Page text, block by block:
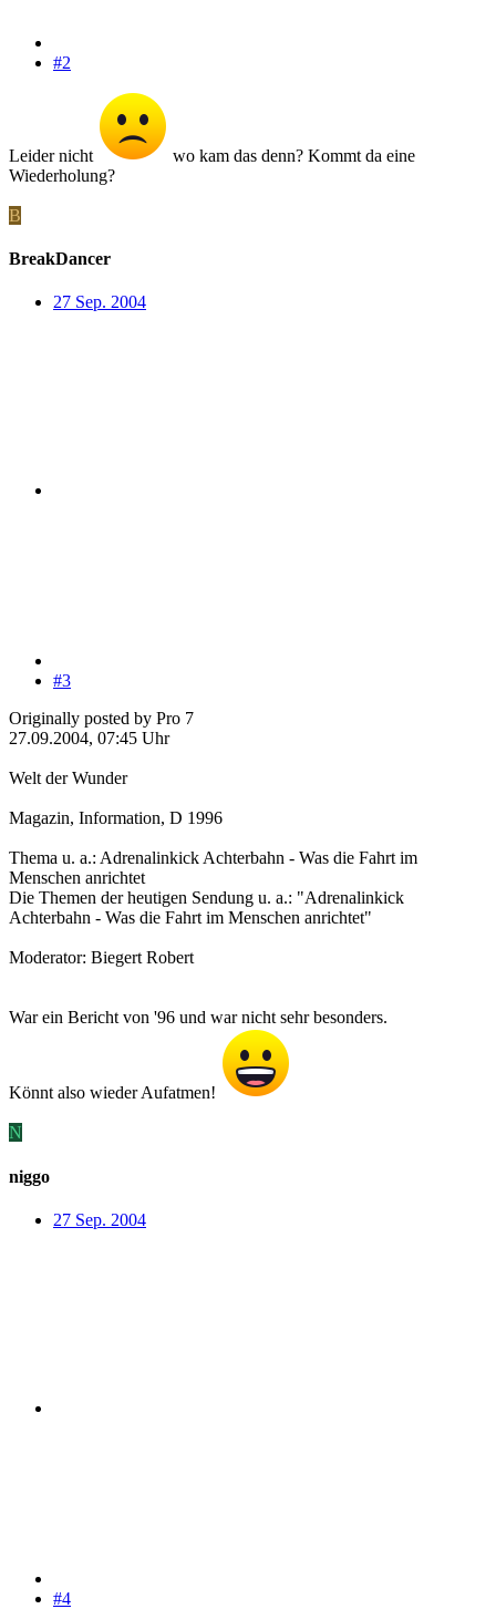
#2
Leider nicht
wo kam das denn? Kommt da eine
Wiederholung?
B
BreakDancer
27 Sep. 2004
#3
Originally posted by Pro 7
27.09.2004, 07:45 Uhr
Welt der Wunder
Magazin, Information, D 1996
Thema u. a.: Adrenalinkick Achterbahn - Was die Fahrt im
Menschen anrichtet
Die Themen der heutigen Sendung u. a.: "Adrenalinkick
Achterbahn - Was die Fahrt im Menschen anrichtet"
Moderator: Biegert Robert
War ein Bericht von '96 und war nicht sehr besonders.
Könnt also wieder Aufatmen!
N
niggo
27 Sep. 2004
#4